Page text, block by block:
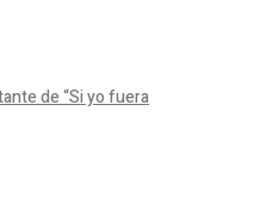
de “Si yo fuera